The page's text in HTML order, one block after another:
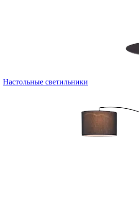
Настольные светильники